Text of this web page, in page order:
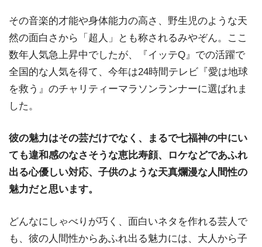
その音楽的才能や身体能力の高さ、野生児のような天
然の面白さから「超人」とも称されるみやぞん。ここ
数年人気急上昇中でしたが、『イッテQ』での活躍で
全国的な人気を得て、今年は24時間テレビ『愛は地球
を救う』のチャリティーマラソンランナーに選ばれま
した。
彼の魅力はその芸だけでなく、まるで七福神の中にい
ても違和感のなさそうな恵比寿顔、ロケなどであふれ
出る心優しい対応、子供のような天真爛漫な人間性の
魅力だと思います。
どんなにしゃべりが巧く、面白いネタを作れる芸人で
も、彼の人間性からあふれ出る魅力には、大人から子